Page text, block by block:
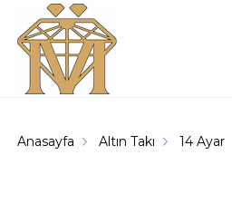
Anasayfa Altın Takı 14 Ayar